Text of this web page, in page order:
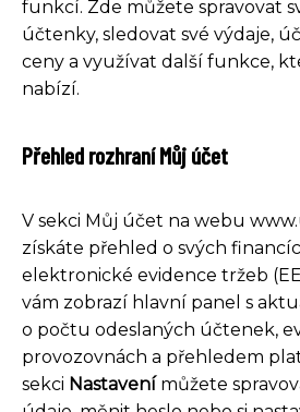
funkcí. Zde můžete spravovat
účtenky, sledovat své výdaje,
ceny a využívat další funkce,
nabízí.
Přehled rozhraní Můj účet
V sekci Můj účet na webu
získáte přehled o svých
elektronické evidence tržeb
vám zobrazí hlavní panel s
o počtu odeslaných účtenek,
provozovnách a přehledem
sekci Nastavenímůžete